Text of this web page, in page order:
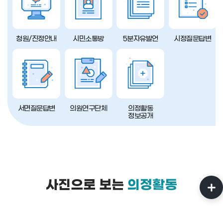
청원/진정안내 시민소통방 5분자유발언 시정질문답변
서면질문답변 의원연구단체
의정활동
정보공개
사진으로 보는 의정활동